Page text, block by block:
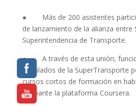
● Más de 200 asistentes
de lanzamiento de la alianza entre
Superintendencia de Transporte.
● A través de esta unión,
y vigilados de la SuperTransporte
cursos cortos de formación en
mediante la plataforma Coursera.